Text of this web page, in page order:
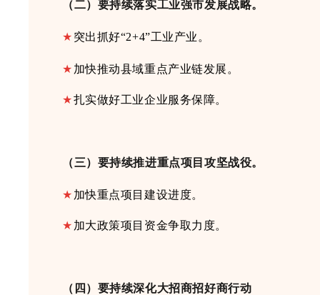
（二）要持续落实工业强市发展战略。
★ 突出抓好“2+4”工业产业。
★ 加快推动县域重点产业链发展。
★扎实做好工业企业服务保障。
（三）要持续推进重点项目攻坚战役。
★ 加快重点项目建设进度。
★ 加大政策项目资金争取力度。
（四）要持续深化大招商招好商行动